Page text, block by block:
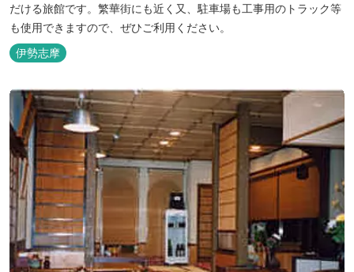
だける旅館です。繁華街にも近く又、駐車場も工事用のトラック等
も使用できますので、ぜひご利用ください。
伊勢志摩